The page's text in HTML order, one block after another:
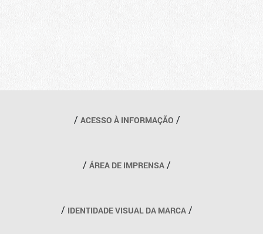
Outros links
ACESSO À INFORMAÇÃO
ÁREA DE IMPRENSA
IDENTIDADE VISUAL DA MARCA